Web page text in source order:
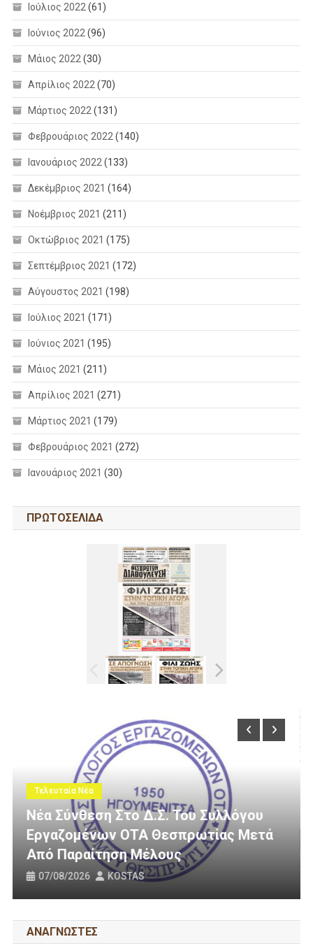
Ιούλιος 2022 (61)
Ιούνιος 2022 (96)
Μάιος 2022 (30)
Απρίλιος 2022 (70)
Μάρτιος 2022 (131)
Φεβρουάριος 2022 (140)
Ιανουάριος 2022 (133)
Δεκέμβριος 2021 (164)
Νοέμβριος 2021 (211)
Οκτώβριος 2021 (175)
Σεπτέμβριος 2021 (172)
Αύγουστος 2021 (198)
Ιούλιος 2021 (171)
Ιούνιος 2021 (195)
Μάιος 2021 (211)
Απρίλιος 2021 (271)
Μάρτιος 2021 (179)
Φεβρουάριος 2021 (272)
Ιανουάριος 2021 (30)
ΠΡΩΤΟΣΕΛΙΔΑ
Μετά
Τελευταία Νέα
3 Εκατομμύρια Ευρώ Για
Οδοποιία Στον Δήμο
31/07/2026
ΑΝΑΓΝΩΣΤΕΣ